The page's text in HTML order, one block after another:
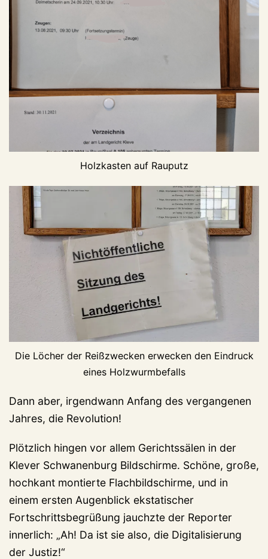
Holzkasten auf Rauputz
Die Löcher der Reißzwecken erwecken den Eindruck
eines Holzwurmbefalls
Dann aber, irgendwann Anfang des vergangenen
Jahres, die Revolution!
Plötzlich hingen vor allem Gerichtssälen in der
Klever Schwanenburg Bildschirme. Schöne, große,
hochkant montierte Flachbildschirme, und in
einem ersten Augenblick ekstatischer
Fortschrittsbegrüßung jauchzte der Reporter
innerlich: „Ah! Da ist sie also, die Digitalisierung
der Justiz!“